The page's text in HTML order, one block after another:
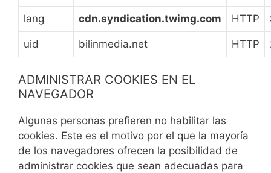
lang cdn.syndication.twimg.com HTTP
uid bilinmedia.net HTTP
ADMINISTRAR COOKIES EN EL
NAVEGADOR
Algunas personas prefieren no habilitar las
cookies. Este es el motivo por el que la mayoría
de los navegadores ofrecen la posibilidad de
administrar cookies que sean adecuadas para